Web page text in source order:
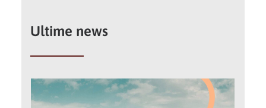
Ultime news